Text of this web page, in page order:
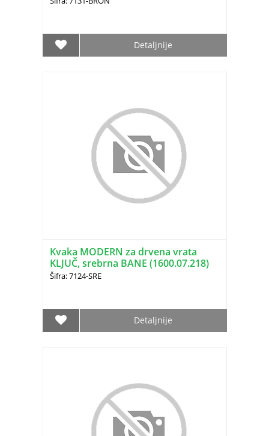
Detaljnije
Kvaka MODERN za drvena vrata
KLJUČ, srebrna BANE (1600.07.218)
Šifra: 7124-SRE
Detaljnije